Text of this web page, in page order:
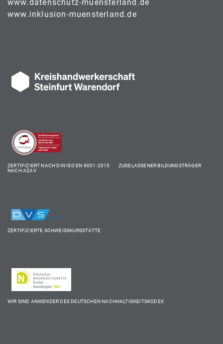
www.datenschutz-muensterland.de
www.inklusion-muensterland.de
ZERTIFIZIERT NACH DIN ISO EN 9001-2015 ZUGELASSENER BILDUNGSTRÄGER
NACH AZAV
ZERTIFIZIERTE SCHWEISSKURSSTÄTTE
WIR SIND ANWENDER DES DEUTSCHEN NACHHALTIGKEITSKODEX